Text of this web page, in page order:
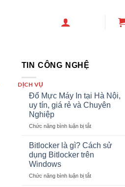
DỊCH VỤ
TIN CÔNG NGHỆ
Đổ Mực Máy In tại Hà Nội,
uy tín, giá rẻ và Chuyên
Nghiệp
Chức năng bình luận bị tắtở
Mực
In
Hà
Bitlocker là gì? Cách sử
dụng Bitlocker trên
Windows
Chức năng bình luận bị tắtở